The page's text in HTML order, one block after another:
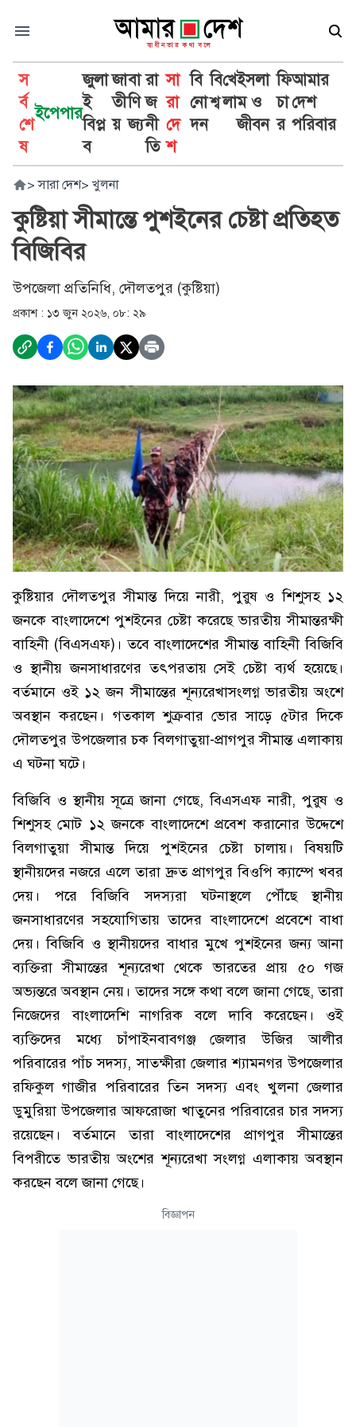
স
র্ব
শে
ষ
ইপেপার
জুলা
ই
বিপ্ল
ব
জা
তী
য়
বা
ণি
জ্য
রা
জ
নী
তি
সা
রা
দে
শ
বি
নো
দন
বি
শ্ব
খে
লা
ইসলা
ম ও
জীবন
ফি
চা
র
আমার
দেশ
পরিবার
> সারা দেশ> খুলনা
কুষ্টিয়া সীমান্তে পুশইনের চেষ্টা প্রতিহত
বিজিবির
উপজেলা প্রতিনিধি, দৌলতপুর (কুষ্টিয়া)
প্রকাশ : ১৩ জুন ২০২৬, ০৮: ২৯
কুষ্টিয়ার দৌলতপুর সীমান্ত দিয়ে নারী, পুরুষ ও শিশুসহ ১২
জনকে বাংলাদেশে পুশইনের চেষ্টা করেছে ভারতীয় সীমান্তরক্ষী
বাহিনী (বিএসএফ)। তবে বাংলাদেশের সীমান্ত বাহিনী বিজিবি
ও স্থানীয় জনসাধারণের তৎপরতায় সেই চেষ্টা ব্যর্থ হয়েছে।
বর্তমানে ওই ১২ জন সীমান্তের শূন্যরেখাসংলগ্ন ভারতীয় অংশে
অবস্থান করছেন। গতকাল শুক্রবার ভোর সাড়ে ৫টার দিকে
দৌলতপুর উপজেলার চক বিলগাতুয়া-প্রাগপুর সীমান্ত এলাকায়
এ ঘটনা ঘটে।
বিজিবি ও স্থানীয় সূত্রে জানা গেছে, বিএসএফ নারী, পুরুষ ও
শিশুসহ মোট ১২ জনকে বাংলাদেশে প্রবেশ করানোর উদ্দেশে
বিলগাতুয়া সীমান্ত দিয়ে পুশইনের চেষ্টা চালায়। বিষয়টি
স্থানীয়দের নজরে এলে তারা দ্রুত প্রাগপুর বিওপি ক্যাম্পে খবর
দেয়। পরে বিজিবি সদস্যরা ঘটনাস্থলে পৌঁছে স্থানীয়
জনসাধারণের সহযোগিতায় তাদের বাংলাদেশে প্রবেশে বাধা
দেয়। বিজিবি ও স্থানীয়দের বাধার মুখে পুশইনের জন্য আনা
ব্যক্তিরা সীমান্তের শূন্যরেখা থেকে ভারতের প্রায় ৫০ গজ
অভ্যন্তরে অবস্থান নেয়। তাদের সঙ্গে কথা বলে জানা গেছে, তারা
নিজেদের বাংলাদেশি নাগরিক বলে দাবি করেছেন। ওই
ব্যক্তিদের মধ্যে চাঁপাইনবাবগঞ্জ জেলার উজির আলীর
পরিবারের পাঁচ সদস্য, সাতক্ষীরা জেলার শ্যামনগর উপজেলার
রফিকুল গাজীর পরিবারের তিন সদস্য এবং খুলনা জেলার
ডুমুরিয়া উপজেলার আফরোজা খাতুনের পরিবারের চার সদস্য
রয়েছেন। বর্তমানে তারা বাংলাদেশের প্রাগপুর সীমান্তের
বিপরীতে ভারতীয় অংশের শূন্যরেখা সংলগ্ন এলাকায় অবস্থান
করছেন বলে জানা গেছে।
বিজ্ঞাপন